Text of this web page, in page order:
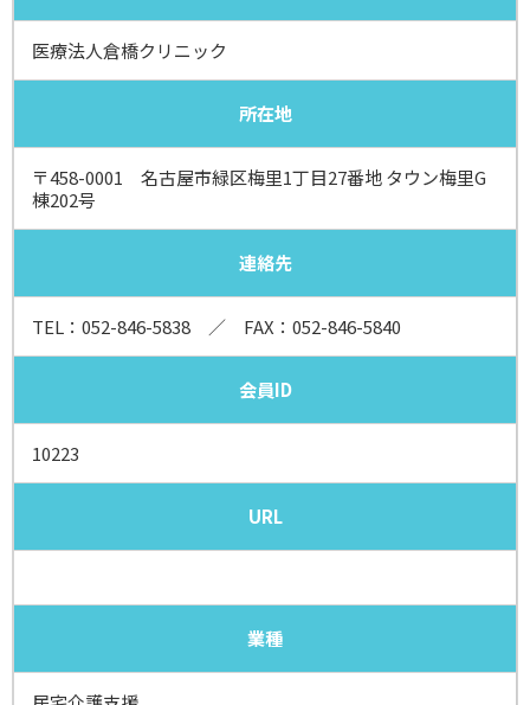
医療法人倉橋クリニック
所在地
〒458-0001 名古屋市緑区梅里1丁目27番地 タウン梅里G
棟202号
連絡先
TEL： 052-846-5838 ／ FAX：052-846-5840
会員ID
10223
URL
業種